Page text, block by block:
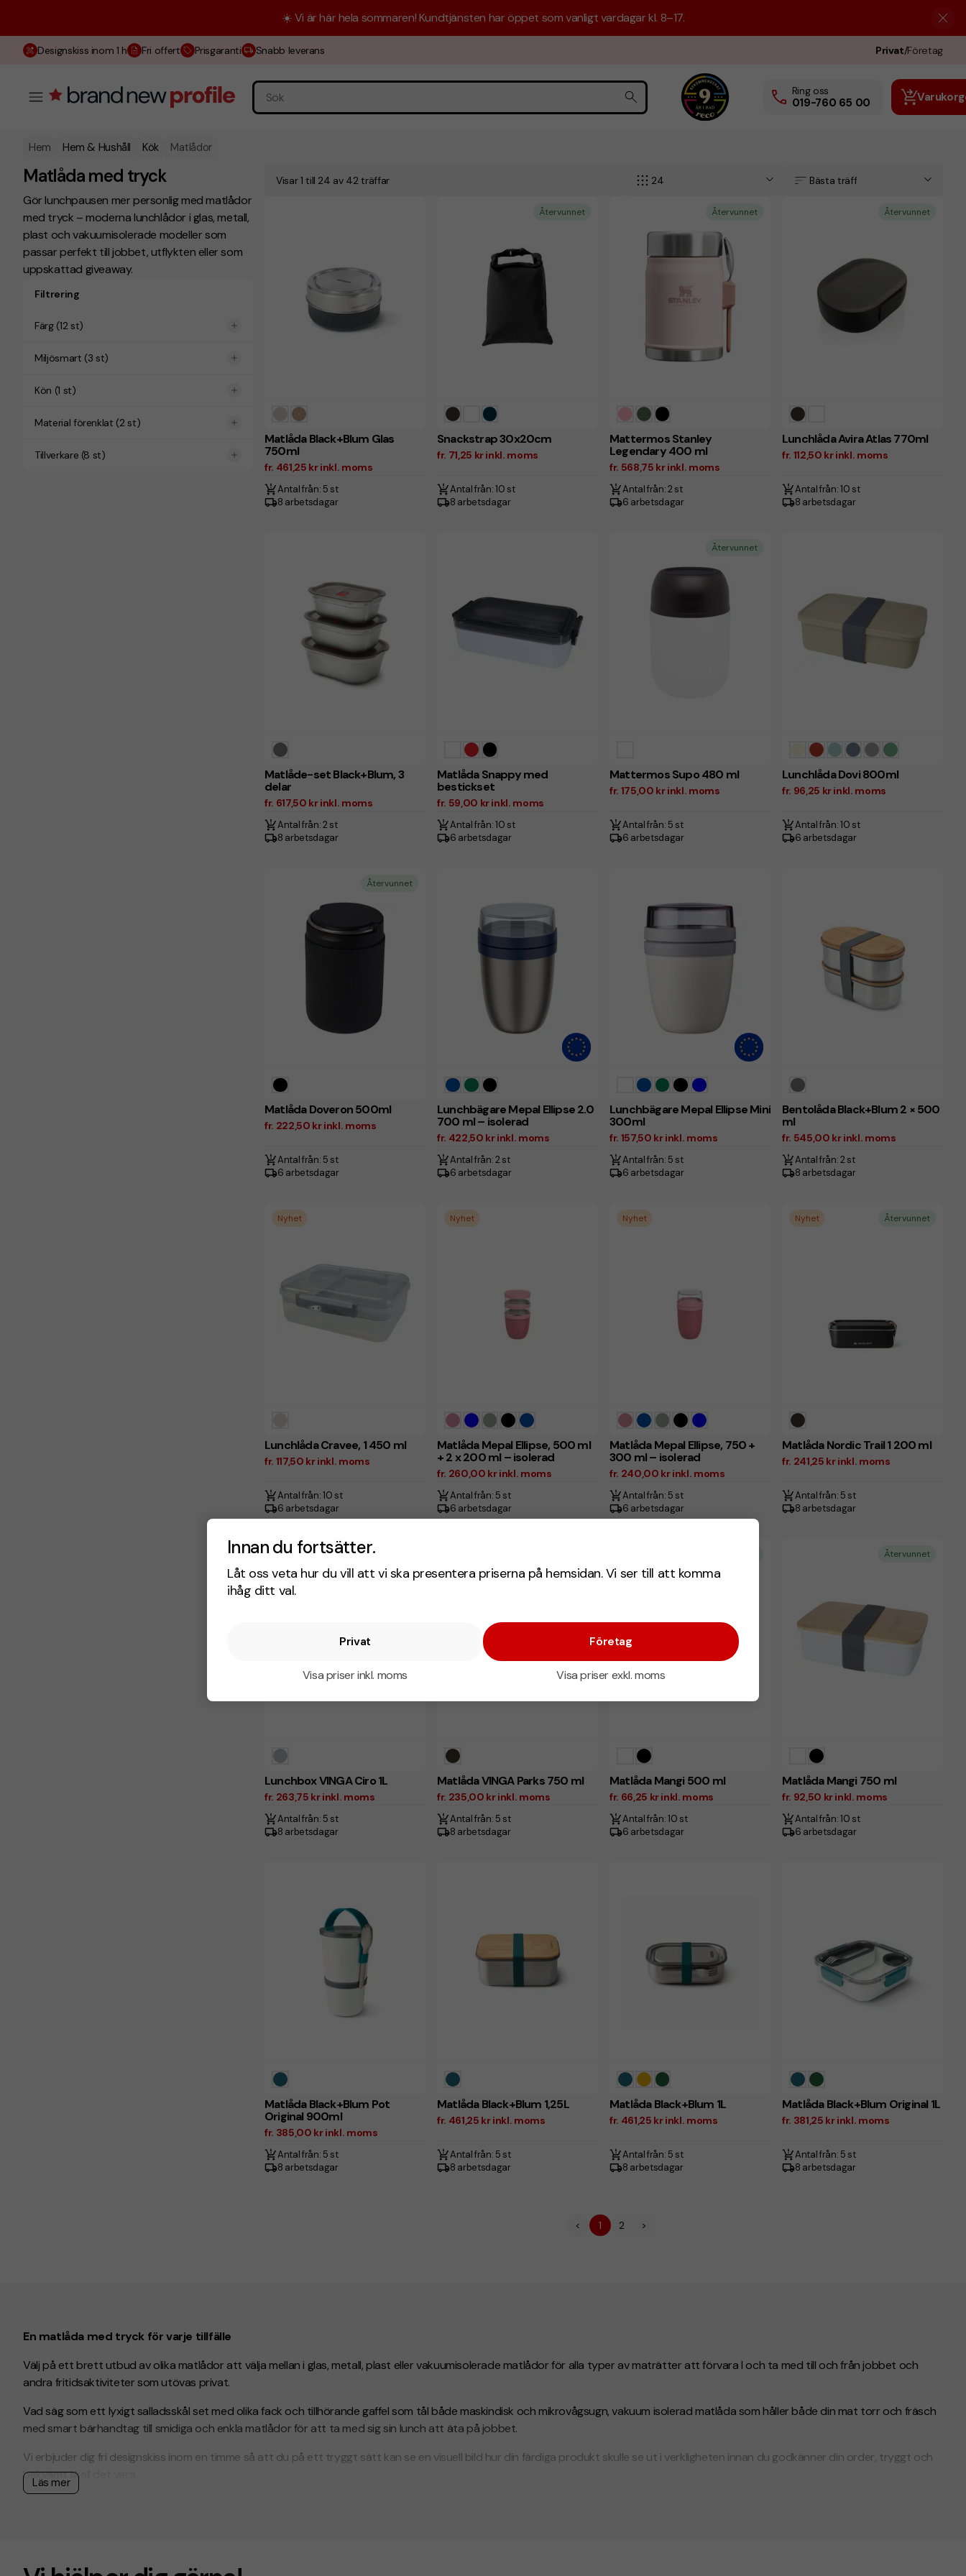
Innan du fortsätter.
Låt oss veta hur du vill att vi ska presentera priserna på hemsidan. Vi ser till att komma
ihåg ditt val.
Privat
Visa priser inkl. moms
Företag
Visa priser exkl. moms
☀️ Vi är här hela sommaren! Kundtjänsten har öppet som vanligt vardagar kl. 8–17.
Designskiss inom 1 h Fri offert Prisgaranti Snabb leverans Privat/Företag
Ring oss
019-760 65 00
Hem Hem & Hushåll Kök Matlådor
Matlåda med tryck
Gör lunchpausen mer personlig med matlådor
med tryck – moderna lunchlådor i glas, metall,
plast och vakuumisolerade modeller som
passar perfekt till jobbet, utflykten eller som
uppskattad giveaway.
Filtrering
Färg (12st)
Miljösmart (3 st)
Kön (1 st)
Material förenklat (2st)
Tillverkare (8 st)
Visar 1 till 24 av 42 träffar 24 Bästa träff
Matlåda Black+Blum Glas
750ml
fr. 461,25 kr inkl. moms
Antal från: 5 st
8 arbetsdagar
Återvunnet
Snackstrap 30x20cm
fr. 71,25 kr inkl. moms
Antal från: 10 st
8 arbetsdagar
Återvunnet
Mattermos Stanley
Legendary 400 ml
fr. 568,75 kr inkl. moms
Antal från: 2 st
6 arbetsdagar
Återvunnet
Lunchlåda Avira Atlas 770ml
fr. 112,50 kr inkl. moms
Antal från: 10 st
8 arbetsdagar
Matlåde-set Black+Blum, 3
delar
fr. 617,50 kr inkl. moms
Antal från: 2 st
8 arbetsdagar
Matlåda Snappy med
bestickset
fr. 59,00 kr inkl. moms
Antal från: 10 st
6 arbetsdagar
Återvunnet
Mattermos Supo 480 ml
fr. 175,00 kr inkl. moms
Antal från: 5 st
6 arbetsdagar
Lunchlåda Dovi 800ml
fr. 96,25 kr inkl. moms
Antal från: 10 st
6 arbetsdagar
Återvunnet
Matlåda Doveron 500ml
fr. 222,50 kr inkl. moms
Antal från: 5 st
6 arbetsdagar
Lunchbägare Mepal Ellipse 2.0
700 ml – isolerad
fr. 422,50 kr inkl. moms
Antal från: 2 st
6 arbetsdagar
Lunchbägare Mepal Ellipse Mini
300ml
fr. 157,50 kr inkl. moms
Antal från: 5 st
6 arbetsdagar
Bentolåda Black+Blum 2 × 500
ml
fr. 545,00 kr inkl. moms
Antal från: 2 st
8 arbetsdagar
Nyhet
Lunchlåda Cravee, 1 450 ml
fr. 117,50 kr inkl. moms
Antal från: 10 st
6 arbetsdagar
Nyhet
Matlåda Mepal Ellipse, 500 ml
+ 2 x 200 ml – isolerad
fr. 260,00 kr inkl. moms
Antal från: 5 st
6 arbetsdagar
Nyhet
Matlåda Mepal Ellipse, 750 +
300 ml – isolerad
fr. 240,00 kr inkl. moms
Antal från: 5 st
6 arbetsdagar
Nyhet Återvunnet
Matlåda Nordic Trail 1 200 ml
fr. 241,25 kr inkl. moms
Antal från: 5 st
8 arbetsdagar
Lunchbox VINGA Ciro 1L
fr. 263,75 kr inkl. moms
Antal från: 5 st
8 arbetsdagar
Matlåda VINGA Parks 750 ml
fr. 235,00 kr inkl. moms
Antal från: 5 st
8 arbetsdagar
Matlåda Mangi 500 ml
fr. 66,25 kr inkl. moms
Antal från: 10 st
6 arbetsdagar
Återvunnet
Matlåda Mangi 750 ml
fr. 92,50 kr inkl. moms
Antal från: 10 st
6 arbetsdagar
Matlåda Black+Blum Pot
Original 900ml
fr. 385,00 kr inkl. moms
Antal från: 5 st
8 arbetsdagar
Matlåda Black+Blum 1,25L
fr. 461,25 kr inkl. moms
Antal från: 5 st
8 arbetsdagar
Matlåda Black+Blum 1L
fr. 461,25 kr inkl. moms
Antal från: 5 st
8 arbetsdagar
Matlåda Black+Blum Original 1L
fr. 381,25 kr inkl. moms
Antal från: 5 st
8 arbetsdagar
< 1 2 >
En matlåda med tryck för varje tillfälle
Välj på ett brett utbud av olika matlådor att välja mellan i glas, metall, plast eller vakuumisolerade matlådor för alla typer av maträtter att förvara I och ta med till och från jobbet och
andra fritidsaktiviteter som utövas privat.
Vad säg som ett lyxigt salladsskål set med olika fack och tillhörande gaffel som tål både maskindisk och mikrovågsugn, vakuum isolerad matlåda som håller både din mat torr och fräsch
med smart bärhandtag till smidiga och enkla matlådor för att ta med sig sin lunch att äta på jobbet.
Vi erbjuder dig fri designskiss inom en timme så att du på ett tryggt sätt kan se en visuell bild hur din färdiga produkt skulle se ut i verkligheten innan du godkänner din order, tryggt och
bekvämt skall det vara.
Läs mer